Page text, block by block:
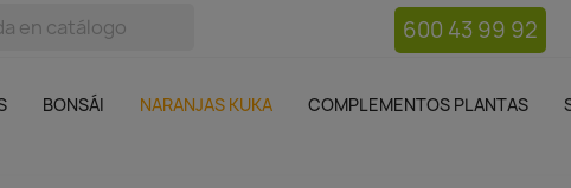
600 43 99 92
BONSÁI NARANJAS KUKA COMPLEMENTOS PLANTAS
Complementos plantas Muebles